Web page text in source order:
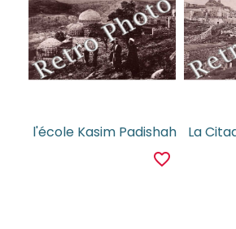
l'école Kasim Padishah
favorite_border